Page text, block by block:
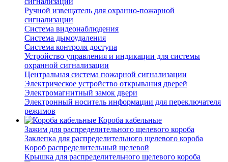
Ручной извещатель для охранно-пожарной
сигнализации
Система видеонаблюдения
Система дымоудаления
Система контроля доступа
Устройство управления и индикации для системы
охранной сигнализации
Центральная система пожарной сигнализации
Электрическое устройство открывания дверей
Электромагнитный замок двери
Электронный носитель информации для переключателя
режимов
Короба кабельные
Зажим для распределительного щелевого короба
Заклепка для распределительного щелевого короба
Короб распределительный щелевой
Крышка для распределительного щелевого короба